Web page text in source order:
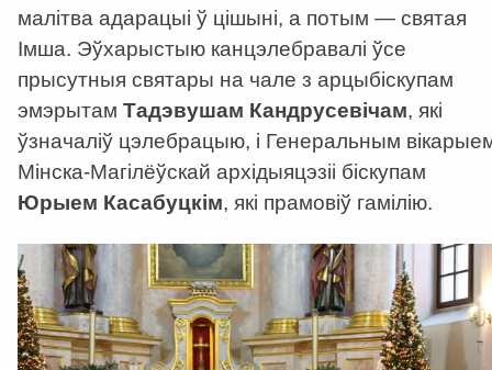
малітва адарацыі ў цішыні, а потым — святая
Імша. Эўхарыстыю канцэлебравалі ўсе
прысутныя святары на чале з арцыбіскупам
эмэрытам Тадэвушам Кандрусевічам, які
ўзначаліў цэлебрацыю, і Генеральным
Мінска-Магілёўскай архідыяцэзіі біскупам
Юрыем Касабуцкім, які прамовіў гамілію.